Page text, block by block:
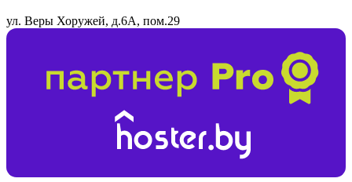
ул. Веры Хоружей, д.6А, пом.29